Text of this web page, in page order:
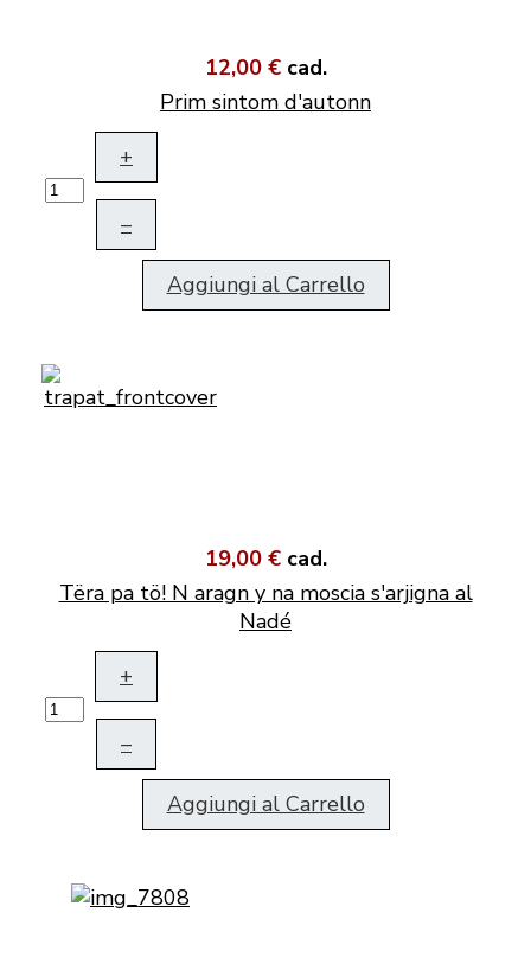
12,00 € cad.
Prim sintom d'autonn
+
–
Aggiungi al Carrello
19,00 € cad.
Tëra pa tö! N aragn y na moscia s'arjigna al
Nadé
+
–
Aggiungi al Carrello